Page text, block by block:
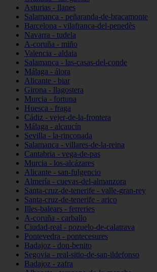
Asturias - llanes
Salamanca - peñaranda-de-bracamonte
Barcelona - vilafranca-del-penedès
Navarra - tudela
A-coruña - miño
Valencia - aldaia
Salamanca - las-casas-del-conde
Málaga - álora
Alicante - biar
Girona - llagostera
Murcia - fortuna
Huesca - fraga
Cádiz - vejer-de-la-frontera
Málaga - alcaucín
Sevilla - la-rinconada
Salamanca - villares-de-la-reina
Cantabria - vega-de-pas
Murcia - los-alcázares
Alicante - san-fulgencio
Almería - cuevas-del-almanzora
Santa-cruz-de-tenerife - valle-gran-rey
Santa-cruz-de-tenerife - arico
Illes-balears - ferreries
A-coruña - carballo
Ciudad-real - pozuelo-de-calatrava
Pontevedra - pontecesures
Badajoz - don-benito
Segovia - real-sitio-de-san-ildefonso
Badajoz - zafra